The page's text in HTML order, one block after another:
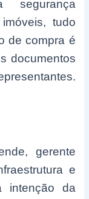
segurança
tudo
de compra é
documentos
gerente
e
intenção da